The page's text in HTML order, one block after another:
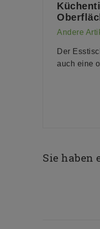
Andere
Der
auch eine
Sie haben